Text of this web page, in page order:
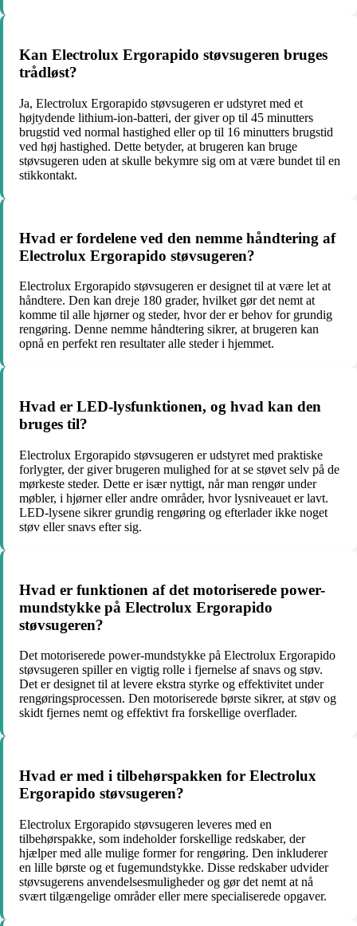
Kan Electrolux Ergorapido støvsugeren bruges
trådløst?
Ja, Electrolux Ergorapido støvsugeren er udstyret med et
højtydende lithium-ion-batteri, der giver op til 45 minutters
brugstid ved normal hastighed eller op til 16 minutters brugstid
ved høj hastighed. Dette betyder, at brugeren kan bruge
støvsugeren uden at skulle bekymre sig om at være bundet til en
stikkontakt.
Hvad er fordelene ved den nemme håndtering af
Electrolux Ergorapido støvsugeren?
Electrolux Ergorapido støvsugeren er designet til at være let at
håndtere. Den kan dreje 180 grader, hvilket gør det nemt at
komme til alle hjørner og steder, hvor der er behov for grundig
rengøring. Denne nemme håndtering sikrer, at brugeren kan
opnå en perfekt ren resultater alle steder i hjemmet.
Hvad er LED-lysfunktionen, og hvad kan den
bruges til?
Electrolux Ergorapido støvsugeren er udstyret med praktiske
forlygter, der giver brugeren mulighed for at se støvet selv på de
mørkeste steder. Dette er især nyttigt, når man rengør under
møbler, i hjørner eller andre områder, hvor lysniveauet er lavt.
LED-lysene sikrer grundig rengøring og efterlader ikke noget
støv eller snavs efter sig.
Hvad er funktionen af det motoriserede power-
mundstykke på Electrolux Ergorapido
støvsugeren?
Det motoriserede power-mundstykke på Electrolux Ergorapido
støvsugeren spiller en vigtig rolle i fjernelse af snavs og støv.
Det er designet til at levere ekstra styrke og effektivitet under
rengøringsprocessen. Den motoriserede børste sikrer, at støv og
skidt fjernes nemt og effektivt fra forskellige overflader.
Hvad er med i tilbehørspakken for Electrolux
Ergorapido støvsugeren?
Electrolux Ergorapido støvsugeren leveres med en
tilbehørspakke, som indeholder forskellige redskaber, der
hjælper med alle mulige former for rengøring. Den inkluderer
en lille børste og et fugemundstykke. Disse redskaber udvider
støvsugerens anvendelsesmuligheder og gør det nemt at nå
svært tilgængelige områder eller mere specialiserede opgaver.